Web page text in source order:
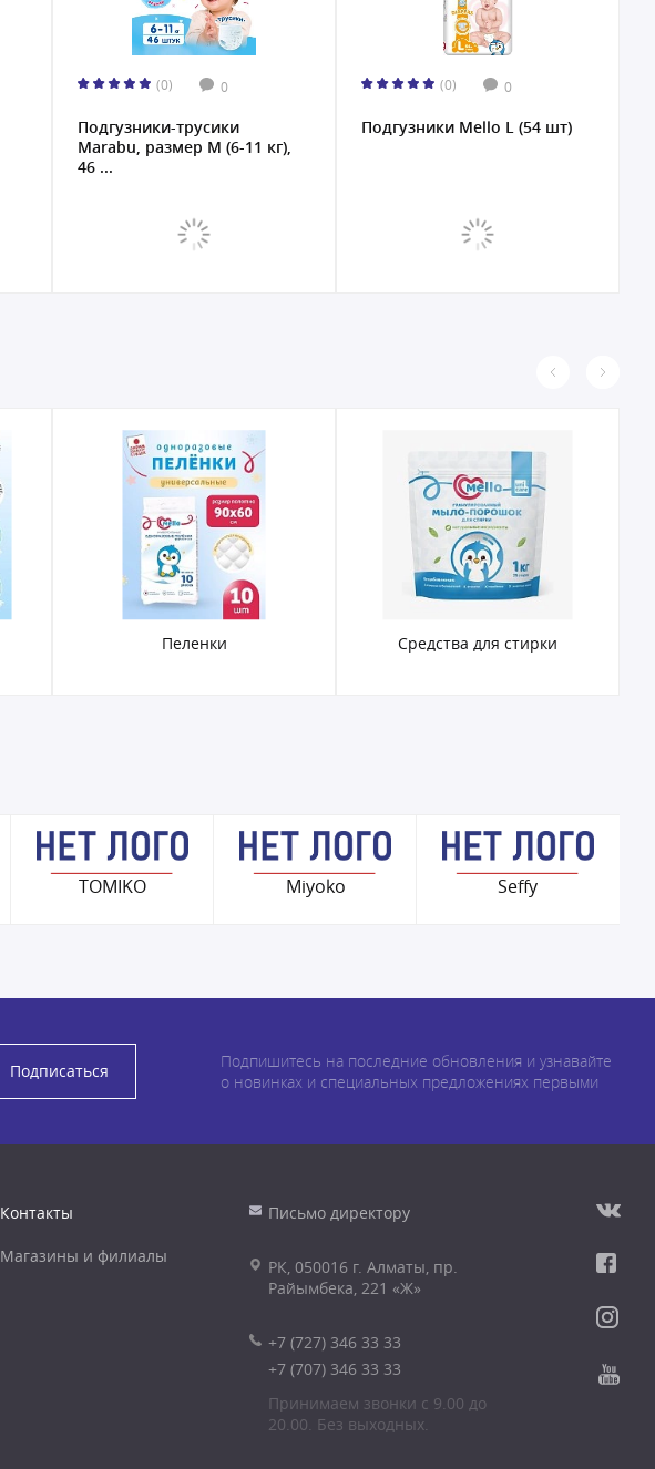
(0) 0
Подгузники-трусики
Marabu, размер M (6-11 кг),
46 ...
(0) 0
Подгузники Mello L (54 шт)
Пеленки Средства для стирки
TOMIKO Miyoko Seffy
Подписаться
Подпишитесь на последние обновления и узнавайте
о новинках и специальных предложениях первыми
Контакты
Магазины и филиалы
Письмо директору
РК, 050016 г. Алматы, пр.
Райымбека, 221 «Ж»
+7 (727) 346 33 33
+7 (707) 346 33 33
Принимаем звонки с 9.00 до
20.00. Без выходных.